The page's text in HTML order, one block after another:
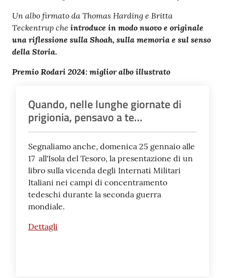
Un albo firmato da Thomas Harding e Britta
Teckentrup che introduce in modo nuovo e originale
una riflessione sulla Shoah, sulla memoria e sul senso
della Storia.
Premio Rodari 2024: miglior albo illustrato
Quando, nelle lunghe giornate di
prigionia, pensavo a te…
Segnaliamo anche, domenica 25 gennaio alle
17 all'Isola del Tesoro, la presentazione di un
libro sulla vicenda degli Internati Militari
Italiani nei campi di concentramento
tedeschi durante la seconda guerra
mondiale.
Dettagli